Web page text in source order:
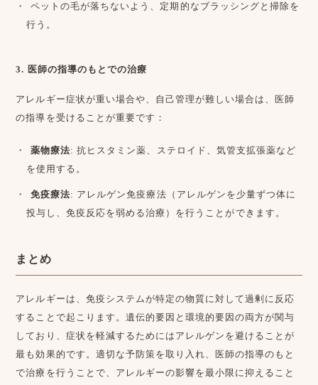
ペットの毛が落ちないよう、定期的なブラッシングと掃除を
行う。
3. 医師の指導のもとでの治療
アレルギー症状が重い場合や、自己管理が難しい場合は、医師
の指導を受けることが重要です：
薬物療法: 抗ヒスタミン薬、ステロイド、気管支拡張薬など
を使用する。
免疫療法: アレルゲン免疫療法（アレルゲンを少量ずつ体に
投与し、免疫反応を弱める治療）を行うことができます。
まとめ
アレルギーは、免疫システムが特定の物質に対して過剰に反応
することで起こります。遺伝的要因と環境的要因の両方が関与
しており、症状を軽減するためにはアレルゲンを避けることが
最も効果的です。適切な予防策を取り入れ、医師の指導のもと
で治療を行うことで、アレルギーの影響を最小限に抑えること